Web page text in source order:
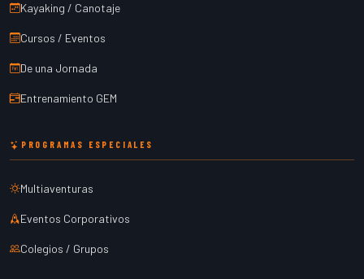
Kayaking / Canotaje
Cursos / Eventos
De una Jornada
Entrenamiento GEM
PROGRAMAS ESPECIALES
Multiaventuras
Eventos Corporativos
Colegios / Grupos